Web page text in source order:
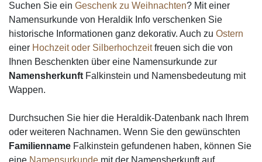
Suchen Sie ein Geschenk zu Weihnachten? Mit einer
Namensurkunde von Heraldik Info verschenken Sie
historische Informationen ganz dekorativ. Auch zu Ostern
einer Hochzeit oder Silberhochzeitfreuen sich die von
Ihnen Beschenkten über eine Namensurkunde zur
Namensherkunft Falkinstein und Namensbedeutung mit
Wappen.
Durchsuchen Sie hier die Heraldik-Datenbank nach Ihrem
oder weiteren Nachnamen. Wenn Sie den gewünschten
Familienname Falkinstein gefundenen haben, können Sie